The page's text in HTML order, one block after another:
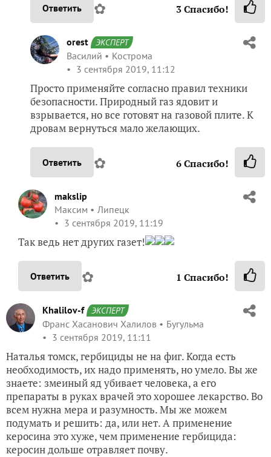
Ответить ✿ 3Спасибо!
orest ЭКСПЕРТ
Василий
Кострома
3 сентября 2019, 11:12
Просто применяйте согласно правил техники
безопасности. Природный газ ядовит и
взрывается, но все готовят на газовой плите. К
дровам вернуться мало желающих.
Ответить ✿ 6Спасибо!
makslip
Максим
Липецк
3 сентября 2019, 11:19
Так ведь нет других газет!
Ответить ✿ 1 Спасибо!
Khalilov-f ЭКСПЕРТ
Франс Хасанович Халилов
Бугульма
3 сентября 2019, 11:11
Наталья томск, гербициды не на фиг. Когда есть
необходимость, их надо применять, но умело. Вы же
знаете: змеиный яд убивает человека, а его
препараты в руках врачей это хорошее лекарство. Во
всем нужна мера и разумность. Мы же можем
подумать и решить: да, или нет. А применение
керосина это хуже, чем применение гербицида:
керосин дольше отравляет почву.